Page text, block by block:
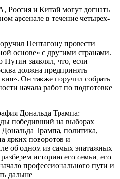
Россия и Китай могут догнать
арсенале в течение четырех-
Пентагону провести
основе» с другими странами.
заявлял, что, если
должна предпринять
Он также поручил собрать
начала работ по подготовке
Дональда Трампа:
победивший на выборах
Трампа, политика,
ярких поворотов и
об одном из самых эпатажных
историю его семьи, его
профессионального пути и
дальше